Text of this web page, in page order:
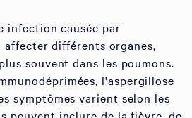
infection causée par
affecter différents organes,
souvent dans les poumons.
l'aspergillose
symptômes varient selon les